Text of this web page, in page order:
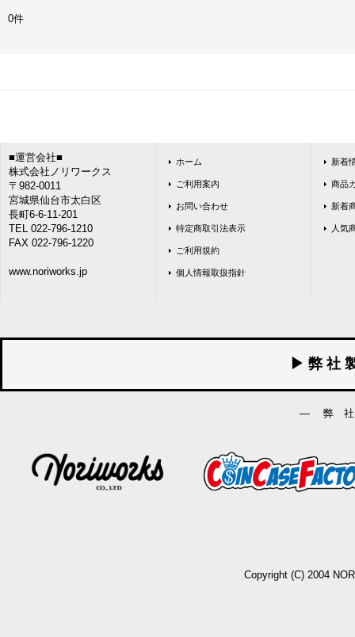
0件
■運営会社■
株式会社ノリワークス
〒982-0011
宮城県仙台市太白区
長町6-6-11-201
TEL 022-796-1210
FAX 022-796-1220
www.noriworks.jp
ホーム
ご利用案内
お問い合わせ
特定商取引法表示
ご利用規約
個人情報取扱指針
新着
商品
新着
人気
▶ 弊 社
― 弊
Copyright (C) 2004